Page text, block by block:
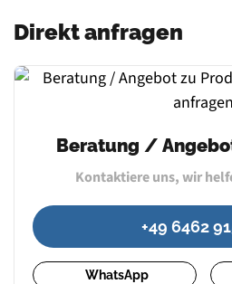
Direkt anfragen
Beratung /
Kontaktiere uns, wir
+49 6462
WhatsApp